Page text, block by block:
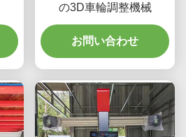
の3D車輪調整機械
お問い合わせ